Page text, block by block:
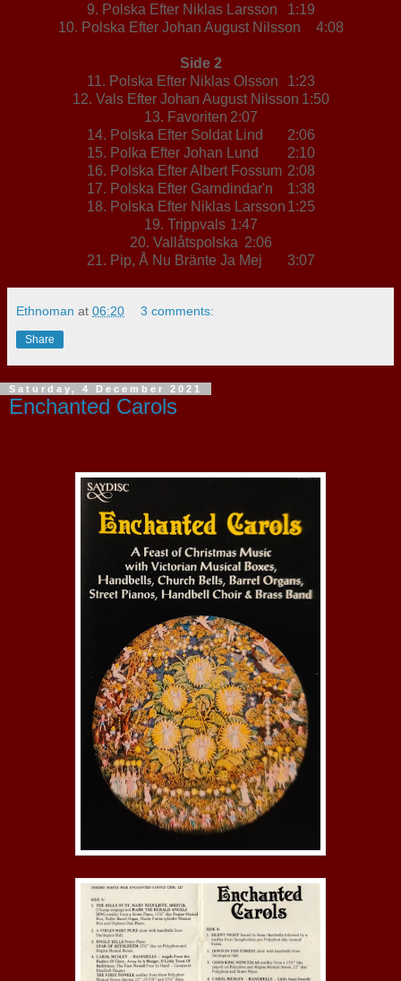
9. Polska Efter Niklas Larsson
1:19
10. Polska Efter Johan August Nilsson
4:08
Side 2
11. Polska Efter Niklas Olsson
1:23
12. Vals Efter Johan August Nilsson 1:50
13. Favoriten 2:07
14. Polska Efter Soldat Lind
2:06
15. Polka Efter Johan Lund
2:10
16. Polska Efter Albert Fossum 2:08
17. Polska Efter Garndindar'n
1:38
18. Polska Efter Niklas Larsson 1:25
19. Trippvals 1:47
20. Vallåtspolska 2:06
21. Pip, Å Nu Bränte Ja Mej
3:07
Ethnoman at 06:20 3 comments:
Share
Saturday, 4 December 2021
Enchanted Carols